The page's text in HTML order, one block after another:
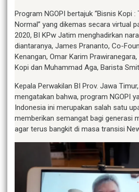
Program NGOPI bertajuk “Bisnis Kopi
Normal” yang dikemas secara virtual
2020, BI KPw Jatim menghadirkan
diantaranya, James Prananto, Co-
Kenangan, Omar Karim
Kopi dan Muhammad Aga, Barista
Kepala Perwakilan BI Prov. Jawa
mengatakan bahwa, program NGOPI
Indonesia ini merupakan salah satu
memberikan semangat bagi generasi
agar terus bangkit di masa transisi